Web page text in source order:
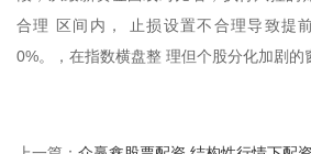
合理 区间内， 止损设置不合理导致提
0%。，在指数横盘整 理但个股分化加剧的